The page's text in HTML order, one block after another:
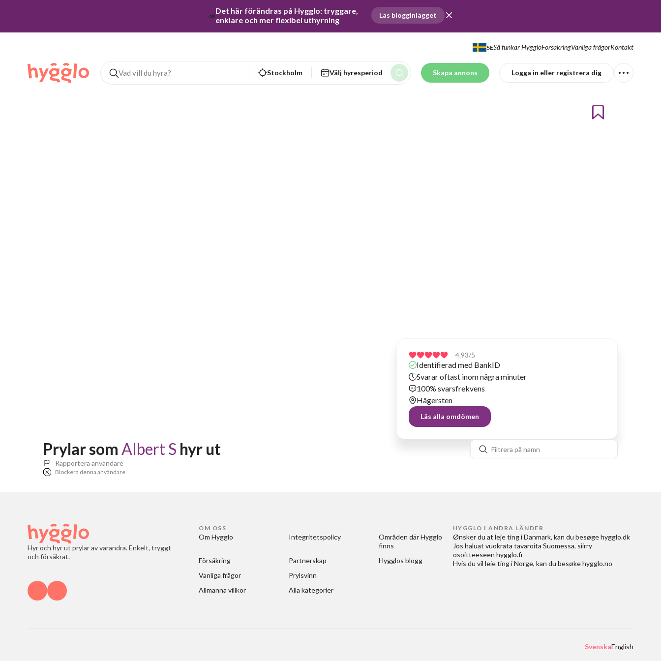
📣Det här förändras på Hygglo: tryggare,
enklare och mer flexibel uthyrning
Läs blogginlägget
SESå funkar HyggloFörsäkringVanliga frågorKontakt
Stockholm Välj hyresperiod Skapa annons Logga in eller registrera dig
4.93/5
Identifierad med BankID
Svarar oftast inom några minuter
100% svarsfrekvens
Hägersten
Läs alla omdömen
Prylar som Albert S hyr ut
Rapportera användare
Blockera denna användare
Hyr och hyr ut prylar av varandra. Enkelt, tryggt
och försäkrat.
OM OSS
Om Hygglo
Försäkring
Vanliga frågor
Allmänna villkor
Integritetspolicy
Partnerskap
Prylsvinn
Alla kategorier
Områden där Hygglo
finns
Hygglos blogg
HYGGLO I ANDRA LÄNDER
Ønsker du at leje ting i Danmark, kan du besøge hygglo.dk
Jos haluat vuokrata tavaroita Suomessa, siirry
osoitteeseen hygglo.fi
Hvis du vil leie ting i Norge, kan du besøke hygglo.no
SvenskaEnglish